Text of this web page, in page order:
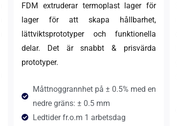
FDM extruderar termoplast lager för
lager för att skapa hållbarhet,
lättviktsprototyper och funktionella
delar. Det är snabbt & prisvärda
prototyper.
Måttnoggrannhet på ± 0.5% med en
nedre gräns: ± 0.5 mm
Ledtider fr.o.m 1 arbetsdag